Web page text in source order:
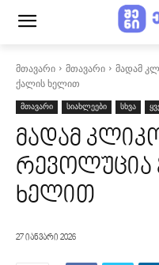
მთავარი მთავარი
მადამ
ქალის ხელით
მთავარი სიახლეები სხვა
მადამ
რევოლუცია
ხელით
27 იანვარი 2026